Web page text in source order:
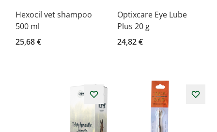
Hexocil vet shampoo
500 ml
25,68 €
Optixcare Eye Lube
Plus 20 g
24,82 €